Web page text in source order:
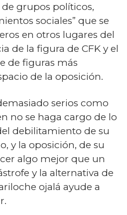
grupos políticos,
sociales” que se
en otros lugares del
de la figura de CFK y el
de figuras más
de la oposición.
serios como
no se haga cargo de lo
debilitamiento de su
y la oposición, de su
algo mejor que un
y la alternativa de
ojalá ayude a